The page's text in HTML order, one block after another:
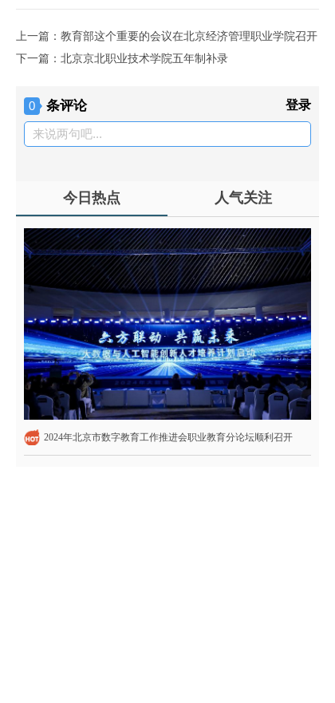
上一篇：教育部这个重要的会议在北京经济管理职业学院召开
下一篇：北京京北职业技术学院五年制补录
0 条评论 登录
来说两句吧...
今日热点 人气关注
2024年北京市数字教育工作推进会职业教育分论坛顺利召开